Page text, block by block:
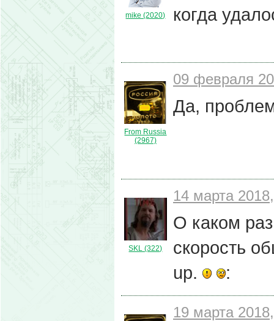
mike (2020)
когда
From Russia
(2967)
09 февраля
Да,
SKL (322)
14 марта
О каком
скорость
up.
:
19 марта